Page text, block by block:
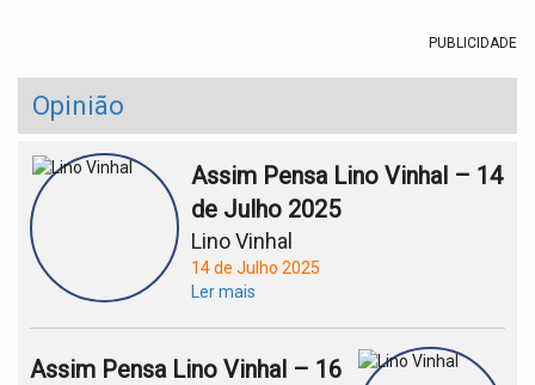
PUBLICIDADE
Opinião
Assim Pensa Lino Vinhal – 14
de Julho 2025
Lino Vinhal
14 de Julho 2025
Ler mais
Assim Pensa Lino Vinhal – 16